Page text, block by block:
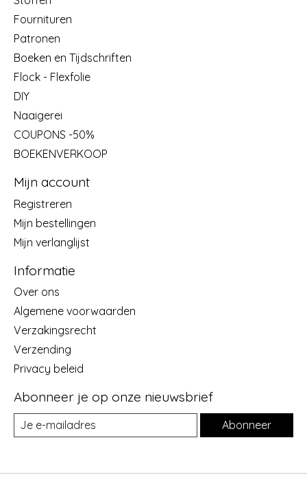
Fournituren
Patronen
Boeken en Tijdschriften
Flock - Flexfolie
DIY
Naaigerei
COUPONS -50%
BOEKENVERKOOP
Mijn account
Registreren
Mijn bestellingen
Mijn verlanglijst
Informatie
Over ons
Algemene voorwaarden
Verzakingsrecht
Verzending
Privacy beleid
Abonneer je op onze nieuwsbrief
Abonneer